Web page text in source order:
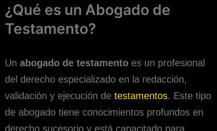
¿Qué es un Abogado de
Testamento?
Un abogado de testamento es un profesional
del derecho especializado en la redacción,
validación y ejecución de testamentos. Este tipo
de abogado tiene conocimientos profundos en
derecho sucesorio y está capacitado para